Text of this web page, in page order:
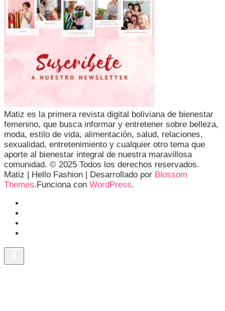
Matiz es la primera revista digital boliviana de bienestar
femenino, que busca informar y entretener sobre belleza,
moda, estilo de vida, alimentación, salud, relaciones,
sexualidad, entretenimiento y cualquier otro tema que
aporte al bienestar integral de nuestra maravillosa
comunidad. © 2025 Todos los derechos reservados.
Matiz | Hello Fashion | Desarrollado por Blossom
Themes.Funciona con WordPress.